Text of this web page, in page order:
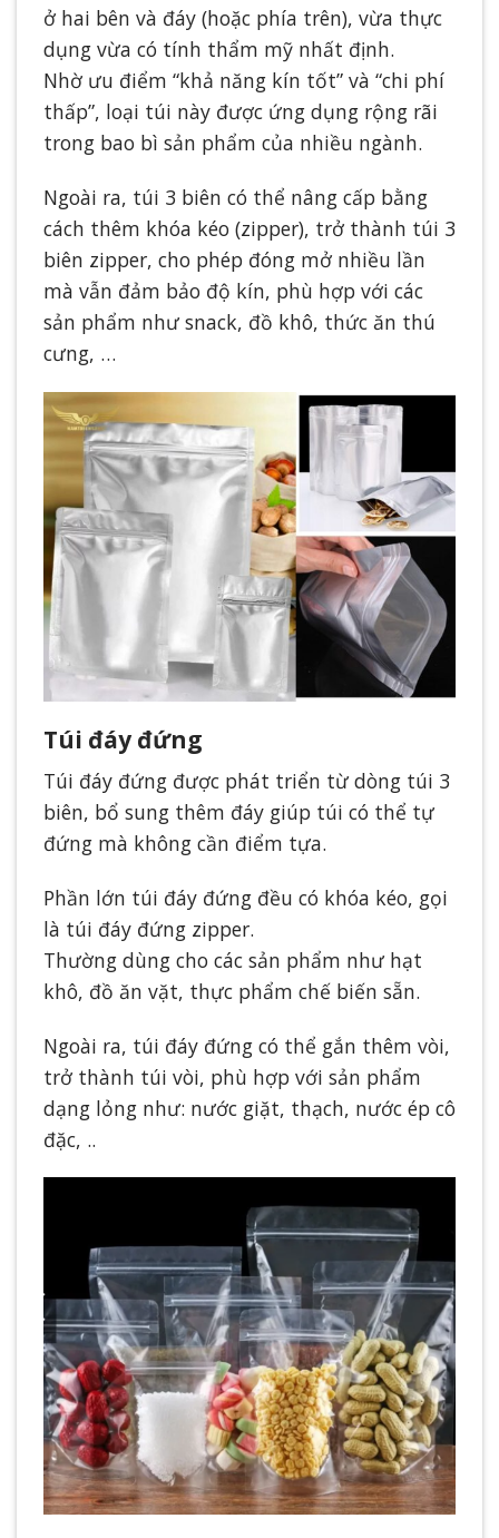
ở hai bên và đáy (hoặc phía trên), vừa thực
dụng vừa có tính thẩm mỹ nhất định.
Nhờ ưu điểm “khả năng kín tốt” và “chi phí
thấp”, loại túi này được ứng dụng rộng rãi
trong bao bì sản phẩm của nhiều ngành.
Ngoài ra, túi 3 biên có thể nâng cấp bằng
cách thêm khóa kéo (zipper), trở thành túi 3
biên zipper, cho phép đóng mở nhiều lần
mà vẫn đảm bảo độ kín, phù hợp với các
sản phẩm như snack, đồ khô, thức ăn thú
cưng, …
Túi đáy đứng
Túi đáy đứng được phát triển từ dòng túi 3
biên, bổ sung thêm đáy giúp túi có thể tự
đứng mà không cần điểm tựa.
Phần lớn túi đáy đứng đều có khóa kéo, gọi
là túi đáy đứng zipper.
Thường dùng cho các sản phẩm như hạt
khô, đồ ăn vặt, thực phẩm chế biến sẵn.
Ngoài ra, túi đáy đứng có thể gắn thêm vòi,
trở thành túi vòi, phù hợp với sản phẩm
dạng lỏng như: nước giặt, thạch, nước ép cô
đặc, ..